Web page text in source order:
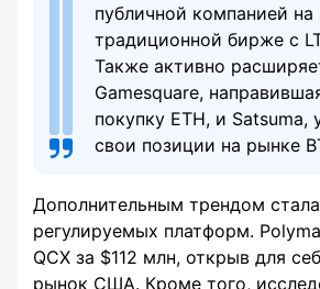
публичной компанией на
традиционной бирже с
Также активно
Gamesquare,
покупку ETH, и Satsuma,
свои позиции на рынке
Дополнительным трендом
регулируемых платформ.
QCX за $112 млн, открыв для
рынок США. Кроме того,